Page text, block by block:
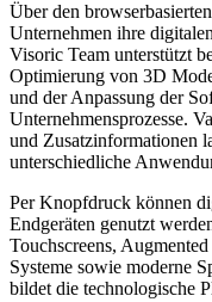
Über den
Unternehmen ihre
Visoric Team unterstützt
Optimierung von 3D
und der Anpassung der
Unternehmensprozesse.
und Zusatzinformationen
unterschiedliche
Per Knopfdruck können
Endgeräten genutzt
Touchscreens,
Systeme sowie moderne
bildet die technologische